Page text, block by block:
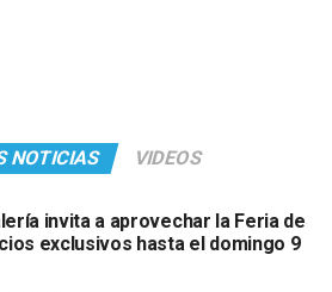
NOTICIAS VIDEOS
invita a aprovechar la Feria de
exclusivos hasta el domingo 9